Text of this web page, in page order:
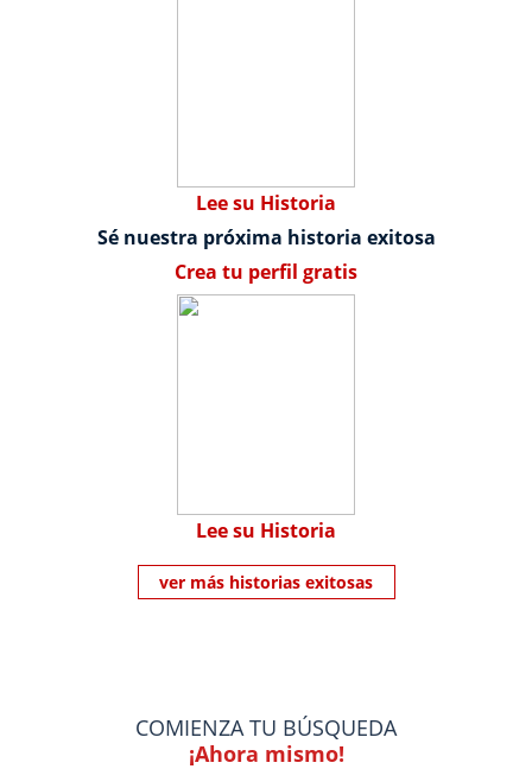
Lee su Historia
Sé nuestra próxima historia exitosa
Crea tu perfil gratis
Lee su Historia
ver más historias exitosas
COMIENZA TU BÚSQUEDA
¡Ahora mismo!